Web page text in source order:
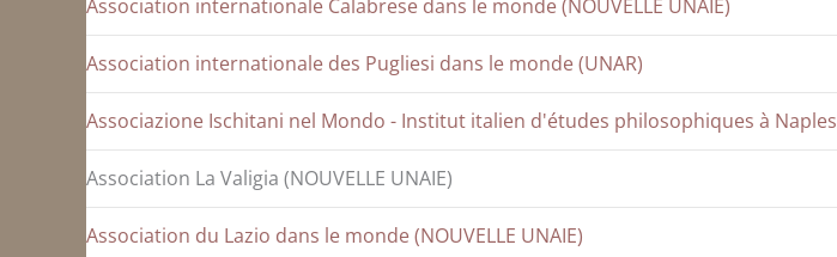
Association internationale Calabrese dans le monde (NOUVELLE UNAIE)
Association internationale des Pugliesi dans le monde (UNAR)
Associazione Ischitani nel Mondo - Institut italien d'études philosophiques à Naples
Association La Valigia (NOUVELLE UNAIE)
Association du Lazio dans le monde (NOUVELLE UNAIE)